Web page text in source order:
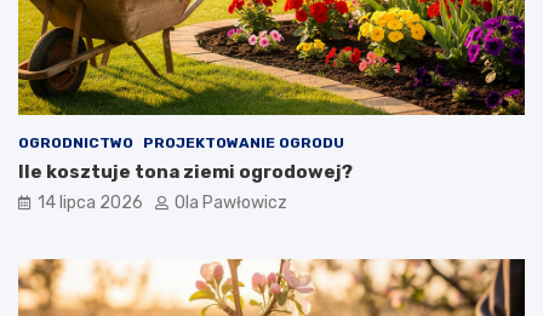
OGRODNICTWO PROJEKTOWANIE OGRODU
Ile kosztuje tona ziemi ogrodowej?
14 lipca 2026 Ola Pawłowicz